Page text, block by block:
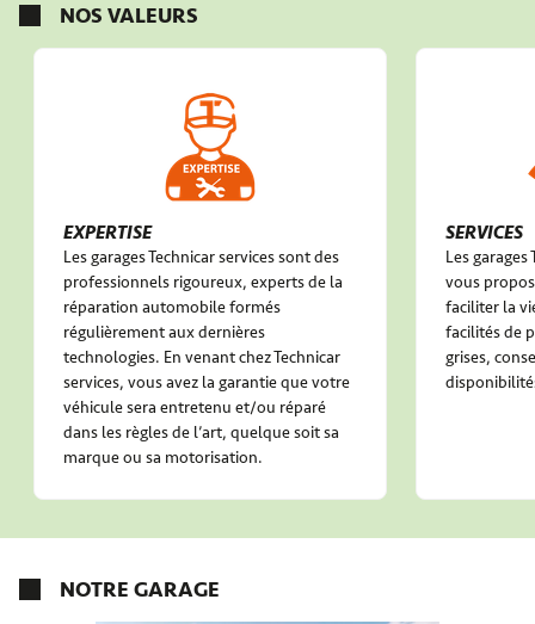
NOS VALEURS
EXPERTISE
Les garages Technicar services sont des
professionnels rigoureux, experts de la
réparation automobile formés
régulièrement aux dernières
technologies. En venant chez Technicar
services, vous avez la garantie que votre
véhicule sera entretenu et/ou réparé
dans les règles de l’art, quelque soit sa
marque ou sa motorisation.
SERVICES
Les
vous
faciliter la
facilités de
grises,
NOTRE GARAGE